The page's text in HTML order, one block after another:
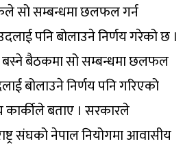
सो सम्बन्धमा छलफल गर्न
पनि बोलाउने निर्णय गरेको छ ।
बैठकमा सो सम्बन्धमा छलफल
बोलाउने निर्णय पनि गरिएको
कार्कीले बताए । सरकारले
संघको नेपाल नियोगमा आवासीय